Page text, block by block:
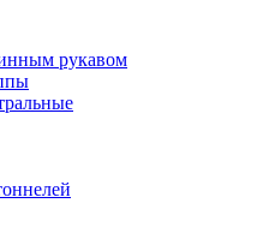
рукавом